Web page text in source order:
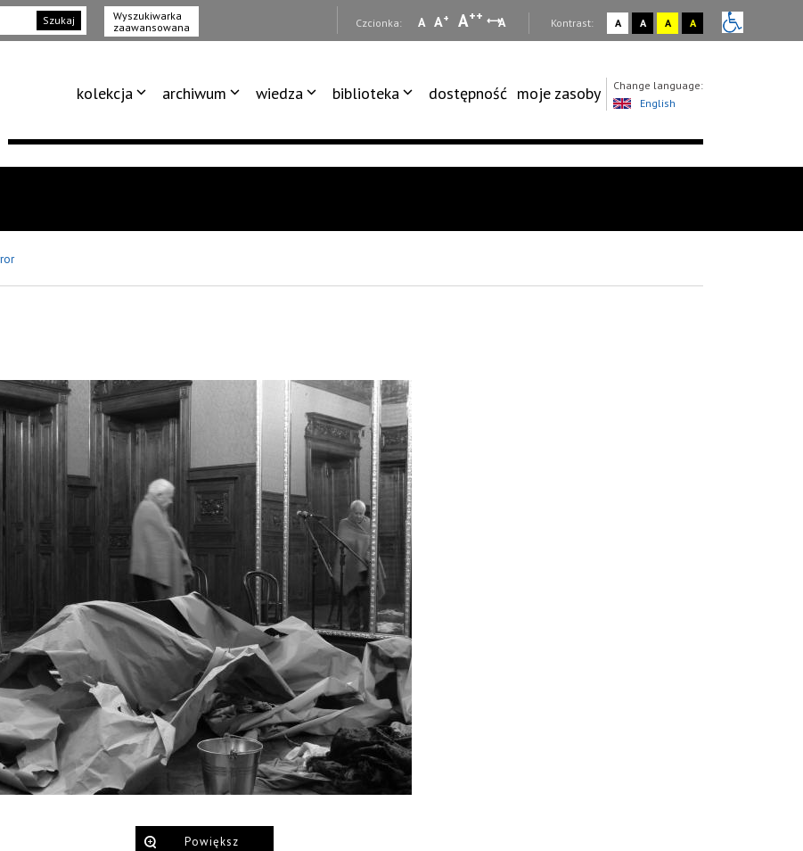
Szukaj
Wyszukiwarka
zaawansowana
Czcionka: A A+ A++ A Kontrast: A A A A
kolekcja archiwum wiedza biblioteka dostępność moje zasoby
Change language:
English
Powiększ